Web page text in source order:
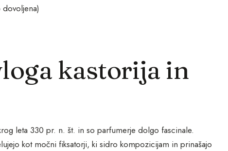
kastorija in
leta 330 pr. n. št. in so parfumerje dolgo fascinale.
kot močni fiksatorji, ki sidro kompozicijam in prinašajo